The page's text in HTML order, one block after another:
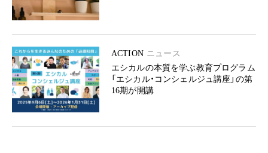
ACTION ニュース
エシカルの本質を学ぶ教育プログラム
「エシカル・コンシェルジュ講座」の第
16期が開講